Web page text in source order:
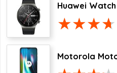
Huawei
Motorola